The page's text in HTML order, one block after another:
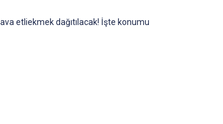
etliekmek dağıtılacak! İşte konumu